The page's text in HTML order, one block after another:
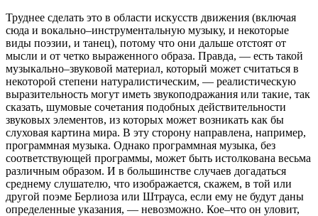
Труднее сделать это в области искусств движения (включая
сюда и вокально–инструментальную музыку, и некоторые
виды поэзии, и танец), потому что они дальше отстоят от
мысли и от четко выраженного образа. Правда, — есть такой
музыкально–звуковой материал, который может считаться в
некоторой степени натуралистическим, — реалистическую
выразительность могут иметь звукоподражания или такие, так
сказать, шумовые сочетания подобных действительности
звуковых элементов, из которых может возникать как бы
слуховая картина мира. В эту сторону направлена, например,
программная музыка. Однако программная музыка, без
соответствующей программы, может быть истолкована весьма
различным образом. И в большинстве случаев догадаться
среднему слушателю, что изображается, скажем, в той или
другой поэме Берлиоза или Штрауса, если ему не будут даны
определенные указания, — невозможно. Кое–что он уловит,